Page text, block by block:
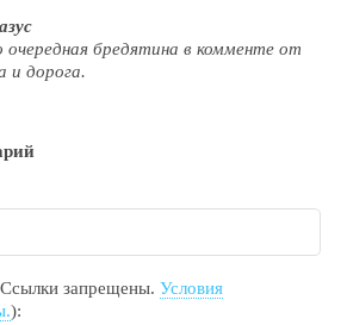
бредятина в комменте от
и дорога.
запрещены.Условия
):